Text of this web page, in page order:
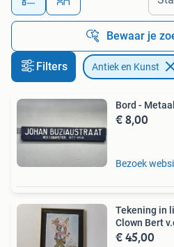
Bewaar je
Filters Antiek en Kunst
Bord -
€ 8,00
Bezoek
Tekening in
Clown Bert
€ 45,00